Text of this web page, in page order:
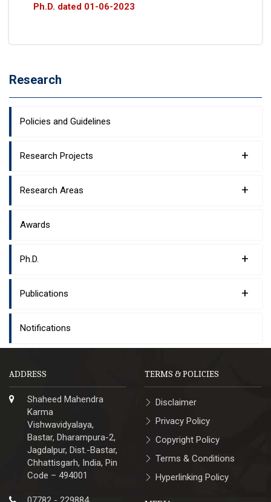
Ph.D. dated 01-06-2023
Research
Policies and Guidelines
Research Projects +
Research Areas +
Awards
Ph.D. +
Publications +
Notifications
ADDRESS
Shaheed Mahendra
Karma
Vishwavidyalaya,
Bastar, Dharampura-2,
Jagdalpur, Dist.-Bastar,
Chhattisgarh, India, Pin
Code – 494001
TERMS & POLICIES
Disclaimer
Privacy Policy
Copyright Policy
Terms & Conditions
Hyperlinking Policy